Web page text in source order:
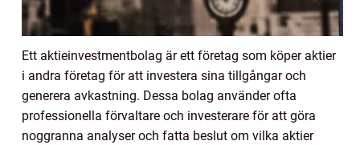
Ett aktieinvestmentbolag är ett företag som köper aktier
i andra företag för att investera sina tillgångar och
generera avkastning. Dessa bolag använder ofta
professionella förvaltare och investerare för att göra
noggranna analyser och fatta beslut om vilka aktier